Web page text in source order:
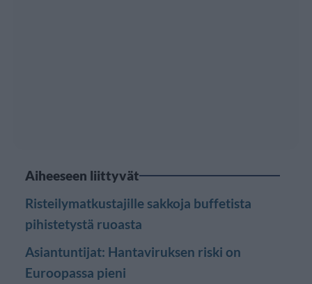
Aiheeseen liittyvät
Risteilymatkustajille sakkoja buffetista
pihistetystä ruoasta
Asiantuntijat: Hantaviruksen riski on
Euroopassa pieni